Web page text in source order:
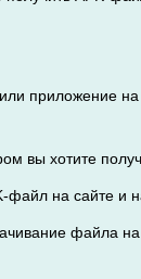
приложение
вы хотите
файл на сайте и
файла на